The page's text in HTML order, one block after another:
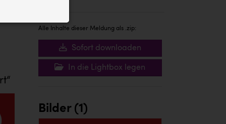
Alle Inhalte dieser Meldung als .zip:
Sofort downloaden
In die Lightbox legen
Bilder (1)
Website